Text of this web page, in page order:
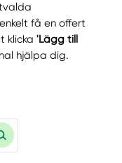
få en offert
klicka'Lägg till
hjälpa dig.